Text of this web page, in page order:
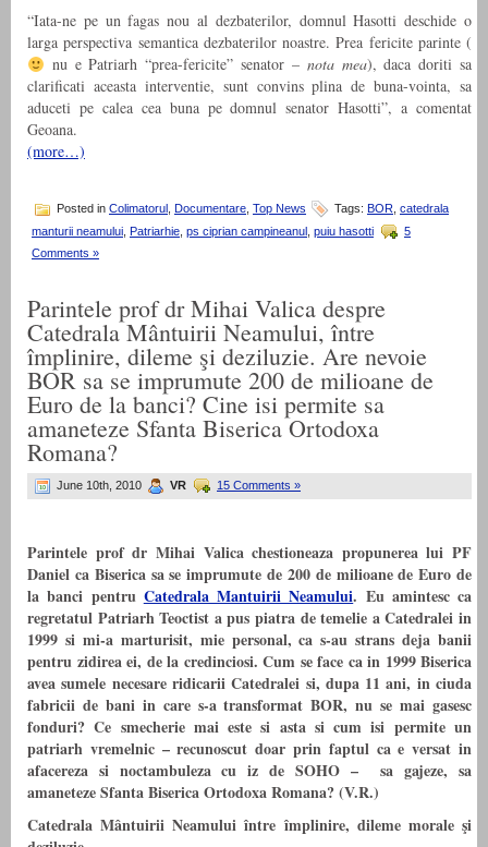
“Iata-ne pe un fagas nou al dezbaterilor, domnul Hasotti deschide o
larga perspectiva semantica dezbaterilor noastre. Prea fericite parinte (
nu e Patriarh “prea-fericite” senator –nota mea), daca doriti sa
clarificati aceasta interventie, sunt convins plina de buna-vointa, sa
aduceti pe calea cea buna pe domnul senator Hasotti”, a comentat
Geoana.
(more…)
Posted in Colimatorul Documentare Top News Tags: BOR catedrala
manturii neamului
Patriarhie ps ciprian campineanul puiu hasotti
5
Comments »
Parintele prof dr Mihai Valica despre
Catedrala Mântuirii Neamului, între
împlinire, dileme şi deziluzie. Are nevoie
BOR sa se imprumute 200 de milioane de
Euro de la banci? Cine isi permite sa
amaneteze Sfanta Biserica Ortodoxa
Romana?
June 10th, 2010 VR 15 Comments »
Parintele prof dr Mihai Valica chestioneaza propunerea lui PF
Daniel ca Biserica sa se imprumute de 200 de milioane de Euro de
la banci pentru Catedrala Mantuirii Neamului. Eu amintesc ca
regretatul Patriarh Teoctist a pus piatra de temelie a Catedralei in
1999 si mi-a marturisit, mie personal, ca s-au strans deja banii
pentru zidirea ei, de la credinciosi. Cum se face ca in 1999 Biserica
avea sumele necesare ridicarii Catedralei si, dupa 11 ani, in ciuda
fabricii de bani in care s-a transformat BOR, nu se mai gasesc
fonduri? Ce smecherie mai este si asta si cum isi permite un
patriarh vremelnic – recunoscut doar prin faptul ca e versat in
afacereza si noctambuleza cu iz de SOHO – sa gajeze, sa
amaneteze Sfanta Biserica Ortodoxa Romana?(V.R.)
Catedrala Mântuirii Neamului între împlinire, dileme morale şi